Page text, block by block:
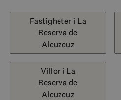
Fastigheter i La
Reserva de
Alcuzcuz
Villor i La
Reserva de
Alcuzcuz